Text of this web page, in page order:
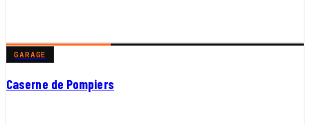
GARAGE
Caserne de Pompiers